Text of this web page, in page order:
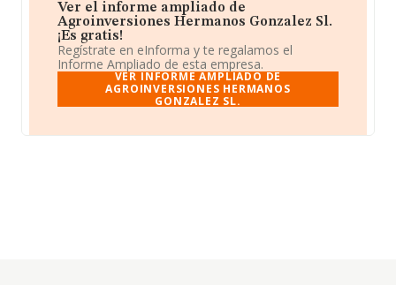
Ver el informe ampliado de
Agroinversiones Hermanos Gonzalez Sl.
¡Es gratis!
Regístrate en eInforma y te regalamos el
Informe Ampliado de esta empresa.
VER INFORME AMPLIADO DE
AGROINVERSIONES HERMANOS
GONZALEZ SL.